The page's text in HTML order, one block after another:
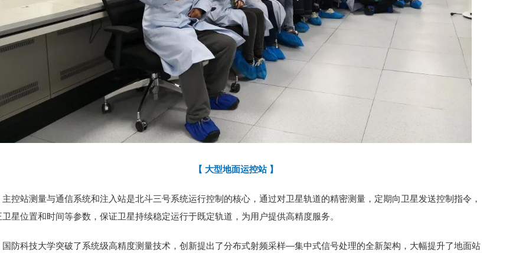
【 大型地面运控站 】
主控站测量与通信系统和注入站是北斗三号系统运行控制的核心，通过对卫星轨道的精密测量，定期向卫星发送控制指令，
卫星位置和时间等参数，保证卫星持续稳定运行于既定轨道，为用户提供高精度服务。
国防科技大学突破了系统级高精度测量技术，创新提出了分布式射频采样—集中式信号处理的全新架构，大幅提升了地面站